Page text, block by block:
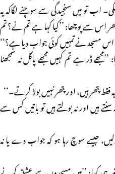
تو میں سنجیدگی سے سوچنے لگاکہ یہ
سے پوچھا: ’’کیا کہا ہے تم نے؟ تم
مسجد نے تمہیں کوئی جواب دیا ہے؟‘‘
ڈر ہے تم کہیں مجھے پاگل نہ سمجھنا
پتھر ہیں، اور پتھر نہیں بولا کرتے۔‘‘
ہیں اور نہ بولتے ہیں تو باتیں کس سے
جیسے سوچ رہا ہو کہ جواب دے یا نہ